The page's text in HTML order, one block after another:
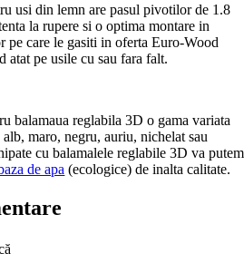
usi din lemn are pasul pivotilor de 1.8
la rupere si o optima montare in
pe care le gasiti in oferta Euro-Wood
atat pe usile cu sau fara falt.
balamaua reglabila 3D o gama variata
maro, negru, auriu, nichelat sau
cu balamalele reglabile 3D va putem
de apa (ecologice) de inalta calitate.